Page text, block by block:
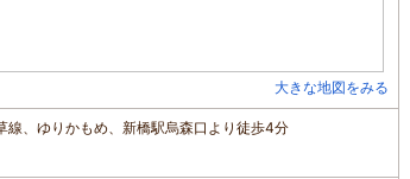
大きな地図をみる
、ゆりかもめ、新橋駅烏森口より徒歩4分